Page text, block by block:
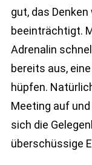
gut, das
beeinträchtigt.
Adrenalin
bereits aus,
hüpfen.
Meeting auf
sich die
überschüssige